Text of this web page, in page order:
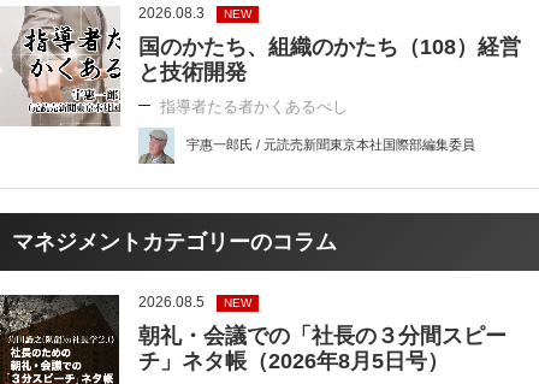
2026.08.3 NEW
国のかたち、組織のかたち（108）経営
と技術開発
指導者たる者かくあるべし
宇惠一郎氏 / 元読売新聞東京本社国際部編集委員
マネジメントカテゴリーのコラム
2026.08.5 NEW
朝礼・会議での「社長の３分間スピー
チ」ネタ帳（2026年8月5日号）